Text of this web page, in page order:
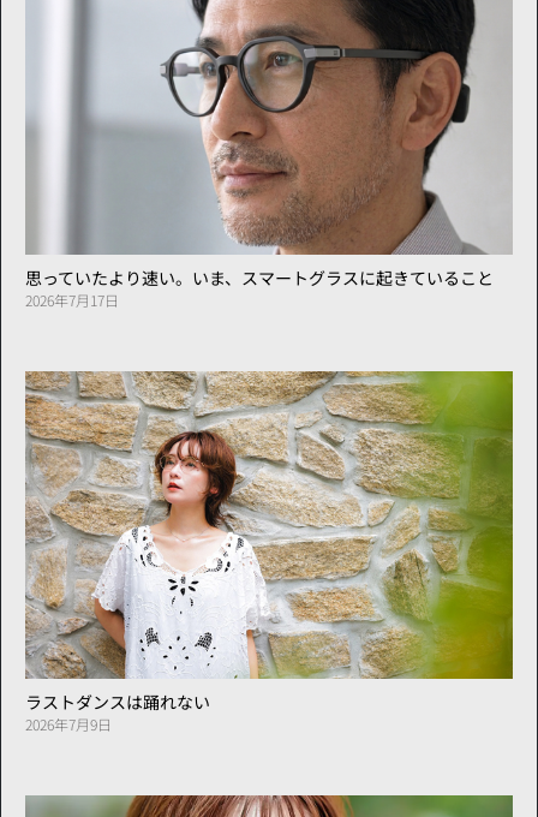
思っていたより速い。いま、スマートグラスに起きていること
2026年7月17日
ラストダンスは踊れない
2026年7月9日